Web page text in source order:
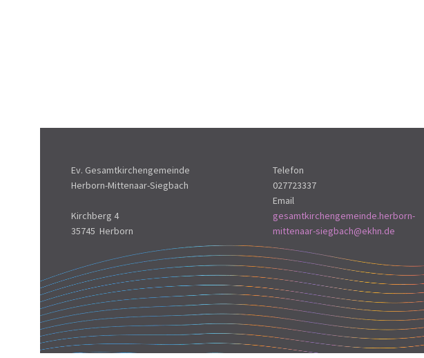
Ev. Gesamtkirchengemeinde
Herborn-Mittenaar-Siegbach
Kirchberg 4
35745 Herborn
Telefon
027723337
Email
gesamtkirchengemeinde.herborn-
mittenaar-siegbach@ekhn.de